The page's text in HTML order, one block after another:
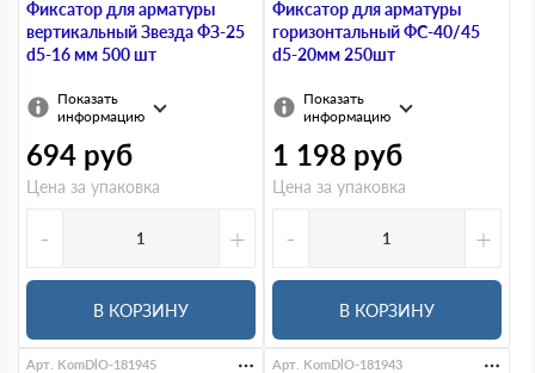
Фиксатор для арматуры
вертикальный Звезда ФЗ-25
d5-16 мм 500 шт
Показать
информацию
694 руб
Цена за упаковка
- +
В КОРЗИНУ
Фиксатор для арматуры
горизонтальный ФС-40/45
d5-20мм 250шт
Показать
информацию
1 198 руб
Цена за упаковка
- +
В КОРЗИНУ
Арт. KomDlO-181945 Арт. KomDlO-181943